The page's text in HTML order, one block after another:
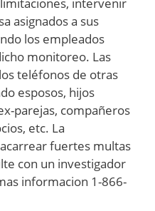
asignados a sus
los empleados
monitoreo. Las
teléfonos de otras
esposos, hijos
parejas, compañeros
etc. La
fuertes multas
con un investigador
informacion 1-866-